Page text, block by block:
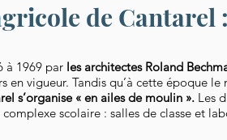
de
à 1969 par les architectes Roland
en vigueur. Tandis qu’à cette époque
s’organise « en ailes de moulin ». Les
scolaire : salles de classe et